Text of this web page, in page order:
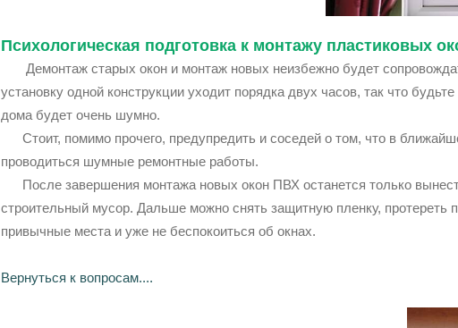
Психологическая подготовка к монтажу пластиковых
Демонтаж старых окон и монтаж новых неизбежно будет
установку одной конструкции уходит порядка двух часов, так что
дома будет очень шумно.
Стоит, помимо прочего, предупредить и соседей о том, что в
проводиться шумные ремонтные работы.
После завершения монтажа новых окон ПВХ останется только
строительный мусор. Дальше можно снять защитную пленку, протереть
привычные места и уже не беспокоиться об окнах.
Вернуться к вопросам....